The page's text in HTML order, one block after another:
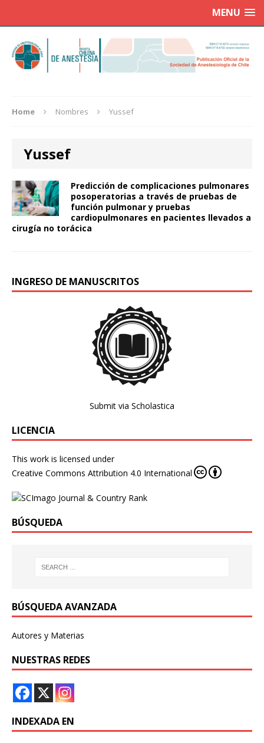
MENU
Home Nombres Yussef
Yussef
Predicción de complicaciones pulmonares
posoperatorias a través de pruebas de
función pulmonar y pruebas
cardiopulmonares en pacientes llevados a
cirugía no torácica
INGRESO DE MANUSCRITOS
Submit via Scholastica
LICENCIA
This work is licensed under
Creative Commons Attribution 4.0 International
BÚSQUEDA
BÚSQUEDA AVANZADA
Autores y Materias
NUESTRAS REDES
INDEXADA EN